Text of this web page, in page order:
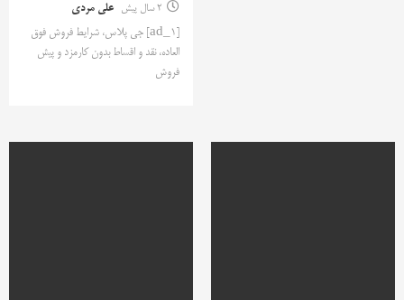
2 سال پیش
علی مردی
[ad_1] جی پلاس، شرایط فروش فوق
العاده، نقد و اقساط بدون کارمزد و پیش
فروش